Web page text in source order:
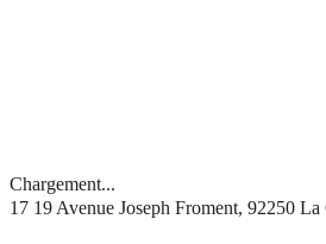
Chargement...
17 19 Avenue Joseph Froment, 92250